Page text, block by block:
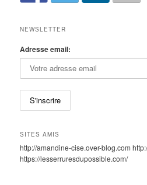
NEWSLETTER
Adresse email:
SITES AMIS
http://amandine-cise.over-blog.com
https://lesserruresdupossible.com/